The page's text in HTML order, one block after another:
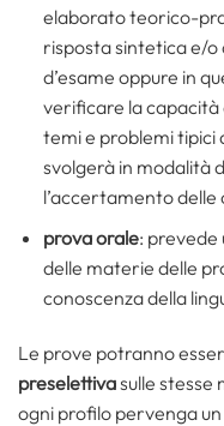
elaborato teorico-
risposta sintetica e/o
d’esame oppure in
verificare la
temi e problemi tipici
svolgerà in modalità
l’accertamento
prova orale: prevede
delle materie delle
conoscenza della
Le prove potranno
preselettivasulle stesse
ogni profilo pervenga